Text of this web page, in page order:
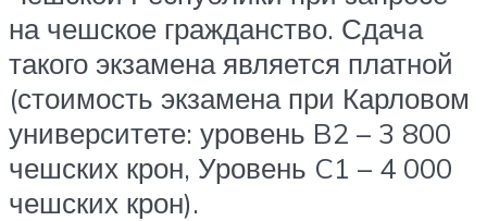
на чешское гражданство. Сдача
такого экзамена является платной
(стоимость экзамена при Карловом
университете: уровень B2 – 3 800
чешских крон, Уровень C1 – 4 000
чешских крон).